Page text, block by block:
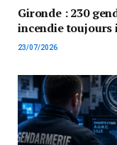
Gironde : 230
incendie
23/07/2026